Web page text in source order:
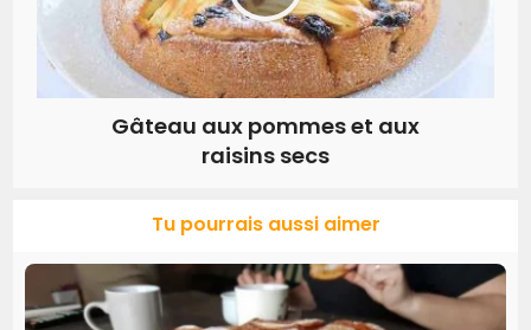
Gâteau aux pommes et aux
raisins secs
Tu pourrais aussi aimer